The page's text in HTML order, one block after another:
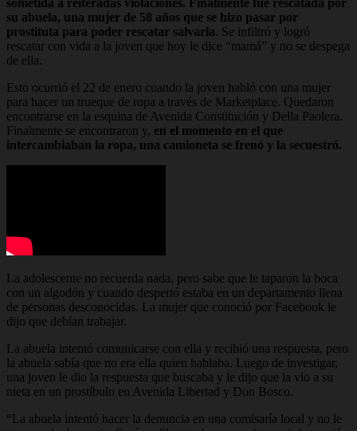
su abuela, una mujer de 58 años que se hizo pasar por
prostituta para poder rescatar salvarla. Se infiltró y logró
rescatar con vida a la joven que hoy le dice “mamá” y no se despega
de ella.
Esto ocurrió el 22 de enero cuando la joven habló con una mujer
para hacer un trueque de ropa a través de Marketplace. Quedaron
encontrarse en la esquina de Avenida Constitución y Della Paolera.
Finalmente se encontraron y, en el momento en el que
intercambiaban la ropa, una camioneta se frenó y la secuestró.
La adolescente no recuerda nada, pero sabe que le taparon la boca
con un algodón y cuando despertó estaba en un departamento llena
de personas desconocidas. La mujer que conoció por Facebook le
dijo que debían trabajar.
La abuela intentó comunicarse con ella y recibió una respuesta, pero
la abuela sabía que no era ella quien hablaba. Luego de investigar,
una joven le dio la respuesta que buscaba y le dijo que la vio a su
nieta en un prostíbulo en Avenida Libertad y Don Bosco.
“La abuela intentó hacer la denuncia en una comisaría local y no le